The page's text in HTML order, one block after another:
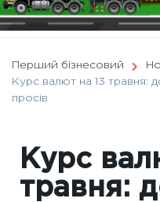
Перший бізнесовий
Курс валют на 13 травня:
просів
Курс
травня: